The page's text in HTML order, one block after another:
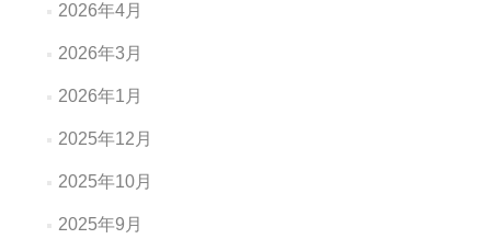
2026年4月
2026年3月
2026年1月
2025年12月
2025年10月
2025年9月